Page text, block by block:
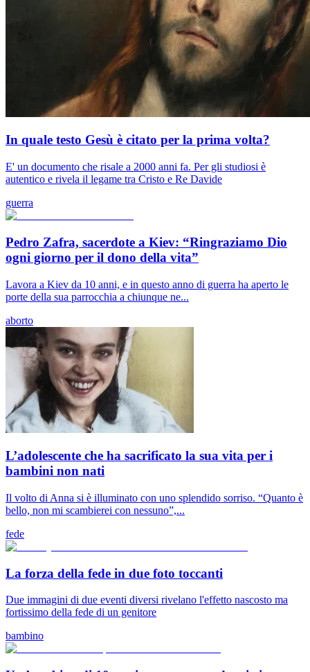
In quale testo Gesù è citato per la prima volta?
E' un documento che risale a 2000 anni fa. Per gli studiosi è
autentico e rivela il legame tra Cristo e Re Davide
guerra
Pedro Zafra, sacerdote a Kiev: “Ringraziamo Dio
ogni giorno per il dono della vita”
Lavora a Kiev da 10 anni, e in questo anno di guerra ha aperto le
porte della sua parrocchia a chiunque ne...
aborto
L’adolescente che ha sacrificato la sua vita per i
bambini non nati
Il volto di Anna si è illuminato con uno splendido sorriso. “Quanto è
bello, non mi scambierei con nessuno”,...
fede
La forza della fede in due foto toccanti
Due immagini di due eventi diversi rivelano l'effetto nascosto ma
fortissimo della fede di un genitore
bambino